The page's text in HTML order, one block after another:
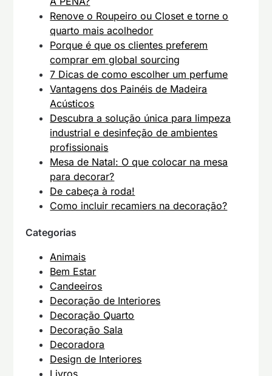
Renove o Roupeiro ou Closet e torne o
quarto mais acolhedor
Porque é que os clientes preferem
comprar em global sourcing
7 Dicas de como escolher um perfume
Vantagens dos Painéis de Madeira
Acústicos
Descubra a solução única para limpeza
industrial e desinfeção de ambientes
profissionais
Mesa de Natal: O que colocar na mesa
para decorar?
De cabeça à roda!
Como incluir recamiers na decoração?
Categorias
Animais
Bem Estar
Candeeiros
Decoração de Interiores
Decoração Quarto
Decoração Sala
Decoradora
Design de Interiores
Livros